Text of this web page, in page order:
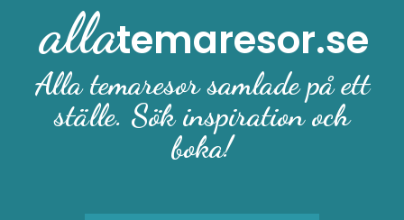
allatemaresor.se
Alla temaresor samlade på ett
ställe. Sök inspiration och
boka!